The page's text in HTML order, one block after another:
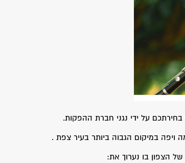
בחירתכם על ידי נגני חברת ההפקות.
במיקום הגבוה ביותר בעיר צפת .
הצפון בו נערוך את: